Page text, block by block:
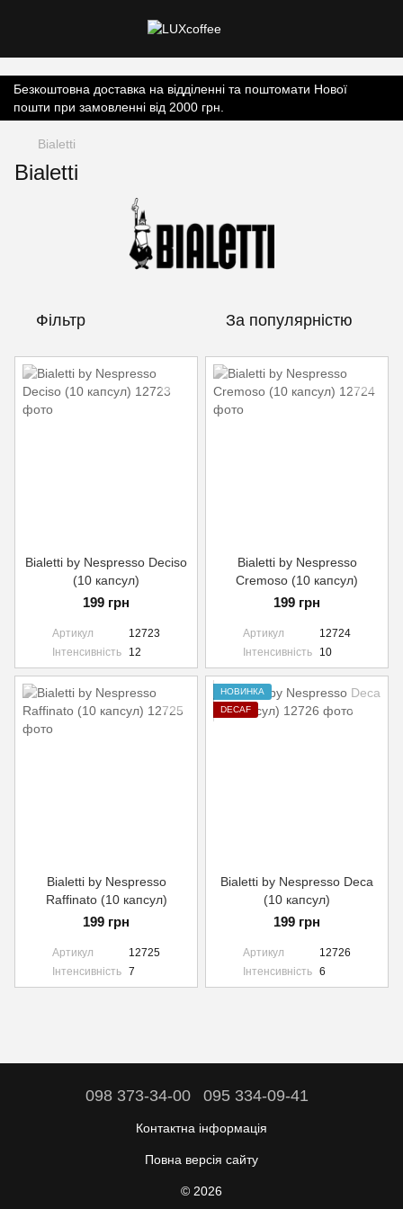
Безкоштовна доставка на відділенні та поштомати Нової
пошти при замовленні від 2000 грн.
Bialetti
Bialetti
Фільтр За популярністю
Bialetti by Nespresso Deciso
(10 капсул)
199 грн
Артикул
12723
Інтенсивність
12
Bialetti by Nespresso
Cremoso (10 капсул)
199 грн
Артикул
12724
Інтенсивність
10
Bialetti by Nespresso
Raffinato (10 капсул)
199 грн
Артикул
12725
Інтенсивність 7
НОВИНКА
DECAF
Bialetti by Nespresso Deca
(10 капсул)
199 грн
Артикул
12726
Інтенсивність 6
098 373-34-00 095 334-09-41
Контактна інформація
Повна версія сайту
© 2026